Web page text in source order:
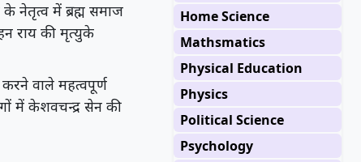
Home Science
Mathsmatics
Physical Education
Physics
Political Science
Psychology
नेतृत्व में ब्रह्म समाज
राय की मृत्युके
वाले महत्वपूर्ण
में केशवचन्द्र सेन की